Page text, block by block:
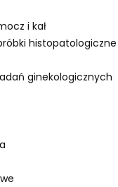
i kał
histopatologiczne
ginekologicznych